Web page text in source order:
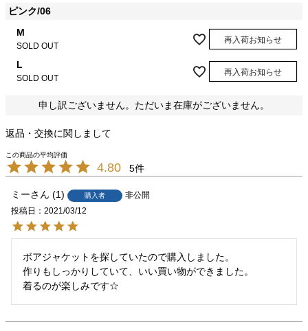
ピンク/06
M
SOLD OUT
再入荷お知らせ
L
SOLD OUT
再入荷お知らせ
申し訳ございません。ただいま在庫がございません。
返品・交換に関しまして
4.80 5
ミー 1 購入者
非公開
投稿日
2021/03/12
ボアジャケットを探していたので購入しました。
作りもしっかりしていて、いい買い物ができました。
着るのが楽しみです☆